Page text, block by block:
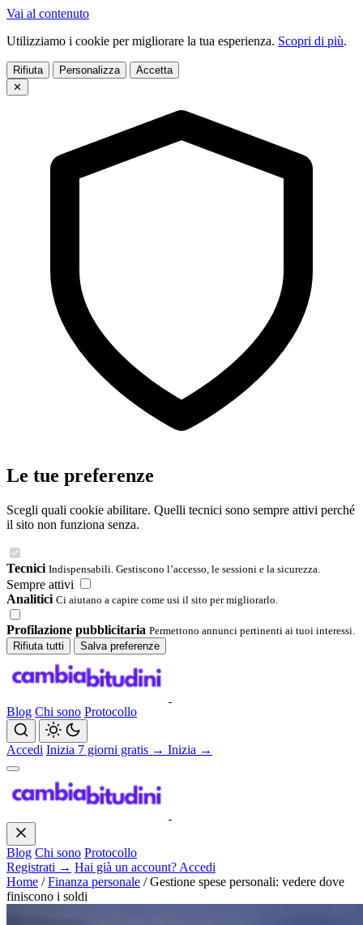
Vai al contenuto
Utilizziamo i cookie per migliorare la tua esperienza. Scopri di più.
Rifiuta Personalizza
Accetta
✕
Le tue preferenze
Scegli quali cookie abilitare. Quelli tecnici sono sempre attivi perché
il sito non funziona senza.
Tecnici Indispensabili. Gestiscono l’accesso, le sessioni e la sicurezza.
Sempre attivi
Analitici Ci aiutano a capire come usi il sito per migliorarlo.
Profilazione pubblicitaria Permettono annunci pertinenti ai tuoi interessi.
Rifiuta tutti
Salva preferenze
Blog Chi sono Protocollo
Accedi Inizia 7 giorni gratis → Inizia →
Blog Chi sono Protocollo
Registrati → Hai già un account? Accedi
Home / Finanza personale / Gestione spese personali: vedere dove
finiscono i soldi